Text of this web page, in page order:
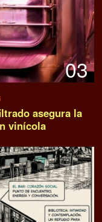
03
asegura la
vinícola